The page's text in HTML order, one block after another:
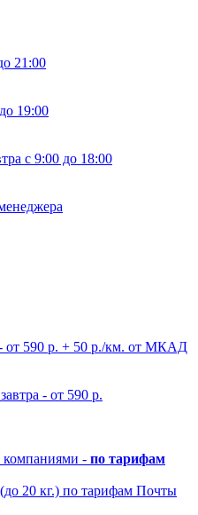
21:00
19:00
с 9:00 до 18:00
- от 590 р. + 50 р./км. от МКАД
завтра - от 590 р.
компаниями - по тарифам
20 кг.) по тарифам Почты